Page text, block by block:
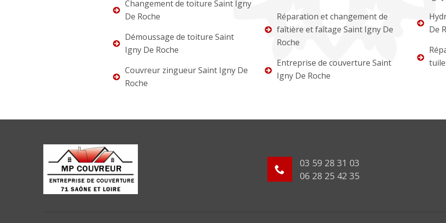
Changement de toiture Saint Igny
De Roche
Démoussage de toiture Saint
Igny De Roche
Couvreur zingueur Saint Igny De
Roche
Réparation et changement de
faîtière et faîtage Saint Igny De
Roche
Entreprise de couverture Saint
Igny De Roche
De
03 59 28 31 03
06 28 25 42 35